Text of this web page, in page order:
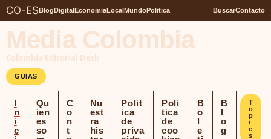
CO-ESBlogDigitalEconomiaLocalMundoPolitica BuscarContacto
Media Colombia
Colombia Editorial Desk
GUIAS
I
n
i
c
Qu
ien
es
so
C
o
n
t
Nu
est
ra
his
Polit
ica
de
priva
Poli
tica
de
coo
B
o
l
e
B
l
o
g
T
o
p
i
c
s